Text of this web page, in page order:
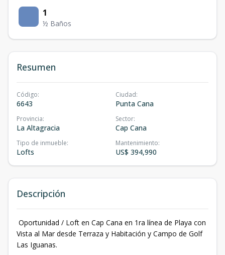
1
½ Baños
Resumen
Código:
6643
Ciudad:
Punta Cana
Provincia:
La Altagracia
Sector:
Cap Cana
Tipo de inmueble:
Lofts
Mantenimiento:
US$ 394,990
Descripción
Oportunidad / Loft en Cap Cana en 1ra línea de Playa con
Vista al Mar desde Terraza y Habitación y Campo de Golf
Las Iguanas.